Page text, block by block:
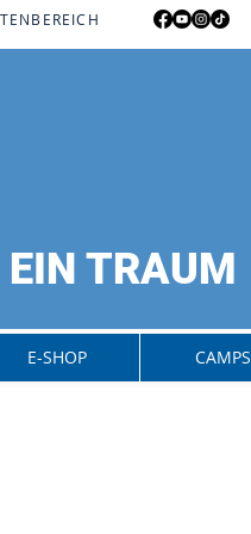
EIN TRAUM
E-SHOP CAMPS